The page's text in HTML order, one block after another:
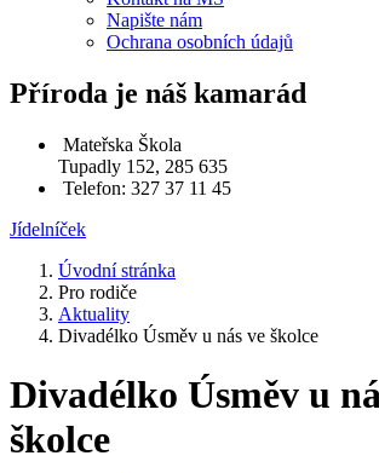
Napište nám
Ochrana osobních údajů
Příroda je náš kamarád
Mateřska Škola
Tupadly 152, 285 635
Telefon: 327 37 11 45
Jídelníček
Úvodní stránka
Pro rodiče
Aktuality
Divadélko Úsměv u nás ve školce
Divadélko Úsměv u
školce